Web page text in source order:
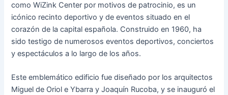
como WiZink Center por motivos de patrocinio, es un
icónico recinto deportivo y de eventos situado en el
corazón de la capital española. Construido en 1960, ha
sido testigo de numerosos eventos deportivos, conciertos
y espectáculos a lo largo de los años.
Este emblemático edificio fue diseñado por los arquitectos
Miguel de Oriol e Ybarra y Joaquín Rucoba, y se inauguró el